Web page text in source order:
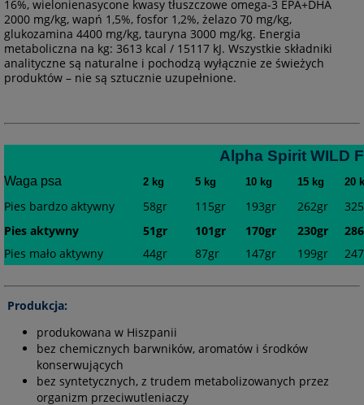
16%, wielonienasycone kwasy tłuszczowe omega-3 EPA+DHA
2000 mg/kg, wapń 1,5%, fosfor 1,2%, żelazo 70 mg/kg,
glukozamina 4400 mg/kg, tauryna 3000 mg/kg. Energia
metaboliczna na kg: 3613 kcal / 15117 kJ. Wszystkie składniki
analityczne są naturalne i pochodzą wyłącznie ze świeżych
produktów – nie są sztucznie uzupełnione.
Alpha Spirit WILD
Waga psa 2 kg 5 kg 10 kg 15 kg 20
Pies bardzo aktywny 58gr 115gr 193gr 262gr
Pies aktywny
51gr 101gr 170gr 230gr
Pies mało aktywny
44gr 87gr 147gr 199gr
Produkcja:
produkowana w Hiszpanii
bez chemicznych barwników, aromatów i środków
konserwujących
bez syntetycznych, z trudem metabolizowanych przez
organizm przeciwutleniaczy